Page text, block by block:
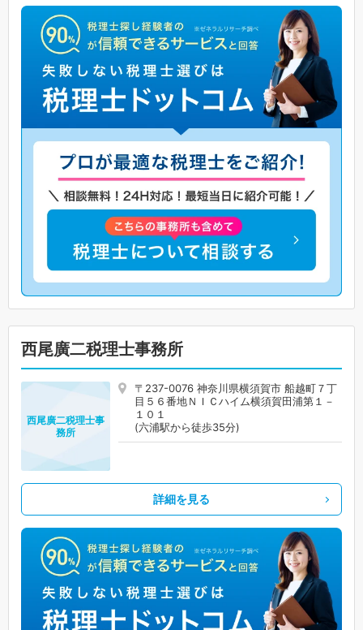
西尾廣二税理士事務所
〒237-0076 神奈川県横須賀市 船越町７丁
目５６番地ＮＩＣハイム横須賀田浦第１－
１０１
(六浦駅から徒歩35分)
西尾廣二税理士事
務所
詳細を見る